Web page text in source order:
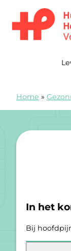
Home »
In het
Bij